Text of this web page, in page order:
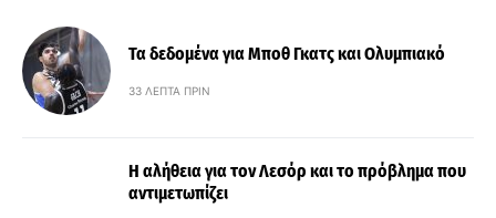
Τα δεδομένα για Μποθ Γκατς και Ολυμπιακό
33 ΛΕΠΤΆ ΠΡΙΝ
Η αλήθεια για τον Λεσόρ και το πρόβλημα που
αντιμετωπίζει